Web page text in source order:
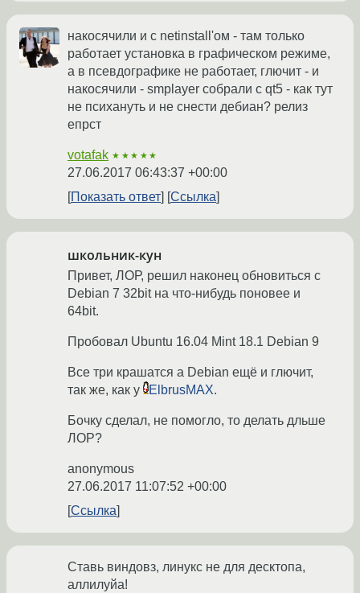
накосячили и с netinstall'ом - там только
работает установка в графическом режиме,
а в псевдографике не работает, глючит - и
накосячили - smplayer собрали с qt5 - как тут
не психануть и не снести дебиан? релиз
епрст
votafak ★★★★★
27.06.2017 06:43:37 +00:00
Показать ответ
Ссылка
школьник-кун
Привет, ЛОР, решил наконец обновиться с
Debian 7 32bit на что-нибудь поновее и
64bit.
Пробовал Ubuntu 16.04 Mint 18.1 Debian 9
Все три крашатся а Debian ещё и глючит,
так же, как у
ElbrusMAX.
Бочку сделал, не помогло, то делать дльше
ЛОР?
anonymous
27.06.2017 11:07:52 +00:00
Ссылка
Cтавь виндовз, линукс не для десктопа,
аллилуйа!